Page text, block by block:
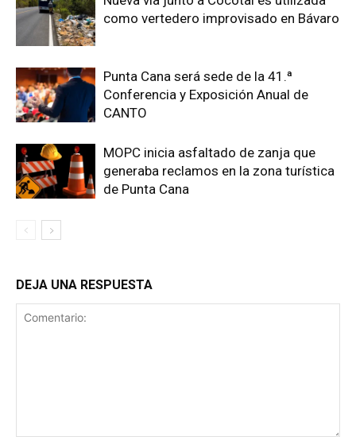
como vertedero improvisado en Bávaro
Punta Cana será sede de la 41.ª
Conferencia y Exposición Anual de
CANTO
MOPC inicia asfaltado de zanja que
generaba reclamos en la zona turística
de Punta Cana
DEJA UNA RESPUESTA